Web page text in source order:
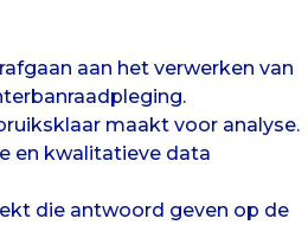
aan het verwerken van
maakt voor analyse.
en kwalitatieve data
die antwoord geven op de